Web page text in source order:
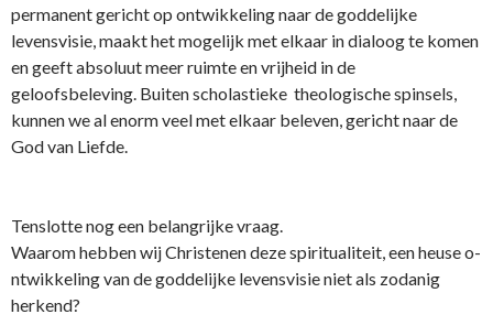
permanent gericht op o­ntwikkeling naar de goddelijke
levensvisie, maakt het mogelijk met elkaar in dialoog te komen
en geeft absoluut meer ruimte en vrijheid in de
geloofsbeleving. Buiten scholastieke theologische spinsels,
kunnen we al enorm veel met elkaar beleven, gericht naar de
God van Liefde.
Tenslotte nog een belangrijke vraag.
Waarom hebben wij Christenen deze spiritualiteit, een heuse o­
ntwikkeling van de goddelijke levensvisie niet als zodanig
herkend?